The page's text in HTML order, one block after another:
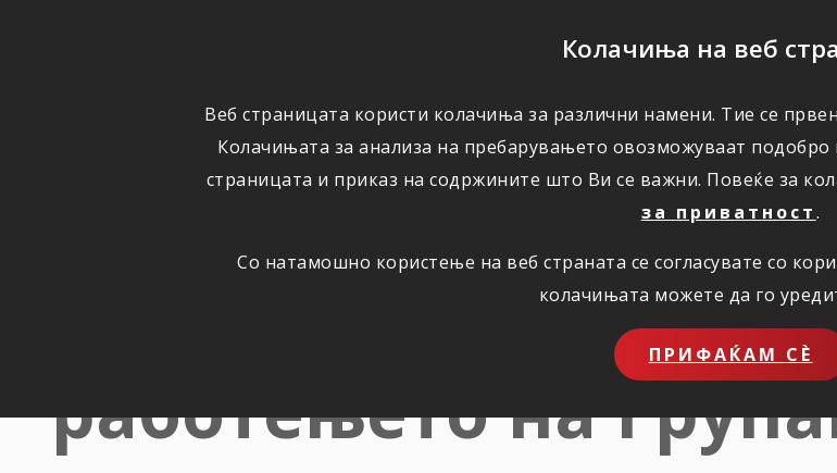
Колачиња на веб
Веб страницата користи колачиња за различни намени. Тие се
Колачињата за анализа на пребарувањето овозможуваат подобро
страницата и приказ на содржините што Ви се важни. Повеќе за
за приватност.
Со натамошно користење на веб страната се согласувате со
колачињата можете да го
ПРИФАЌАМ СЀ
ОСИГУРУВАЊЕ ШТЕТИ ПОВОЛНОСТИ КОРИСНО ЗА
Неревидирани
работењето на